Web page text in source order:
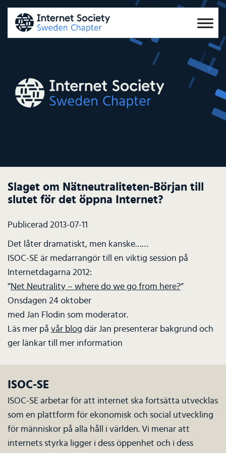
Slaget om Nätneutraliteten-Början till
slutet för det öppna Internet?
Publicerad 2013-07-11
Det låter dramatiskt, men kanske……
ISOC-SE är medarrangör till en viktig session på
Internetdagarna 2012:
”Net Neutrality – where do we go from here?”
Onsdagen 24 oktober
med Jan Flodin som moderator.
Läs mer på vår blog där Jan presenterar bakgrund och
ger länkar till mer information
ISOC-SE
ISOC-SE arbetar för att internet ska fortsätta utvecklas
som en plattform för ekonomisk och social utveckling
för människor på alla håll i världen. Vi menar att
internets styrka ligger i dess öppenhet och i dess